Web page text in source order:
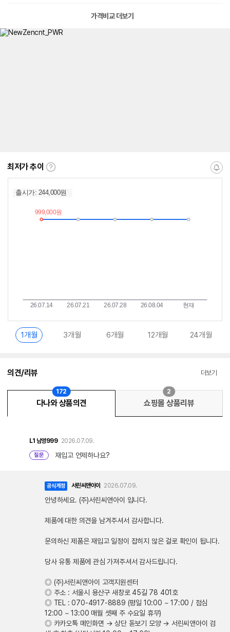
가격비교 더보기
최저가 추이
최
가
이
란?
알
1개월 3개월 6개월 12개월 24개월
의견/리뷰 더보기
다나와 상품의견
172
쇼핑몰 상품리뷰
2
L1 남영999 2026.07.09.
질문 재입고 언제하나요?
공식계정 서린씨앤아이 2026.07.09.
안녕하세요. (주)서린씨앤아이 입니다.
제품에 대한 의견을 남겨주셔서 감사합니다.
문의하신 제품은 재입고 일정이 잡히지 않은 걸로 확인이 됩니다.
당사 유통 제품에 관심 가져주셔서 감사드립니다.
◎ (주)서린씨앤아이 고객지원센터
◎ 주소 : 서울시 용산구 새창로 45길 78 401호
◎ TEL : 070-4917-8889 (평일 10:00 ~ 17:00 / 점심
12:00 ~ 13:00 매월 셋째 주 수요일 휴무)
◎ 카카오톡 메인화면 → 상단 돋보기 모양 → 서린씨앤아이 검